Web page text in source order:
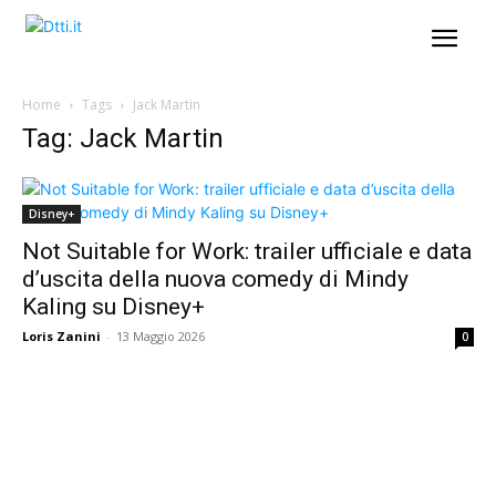
Home Tags Jack Martin
Tag: Jack Martin
Disney+
Not Suitable for Work: trailer ufficiale e data
d’uscita della nuova comedy di Mindy
Kaling su Disney+
Loris Zanini - 13 Maggio 2026 0